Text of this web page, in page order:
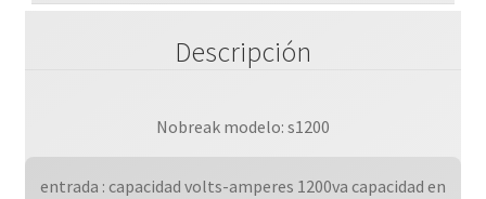
Descripción
Nobreak modelo: s1200
entrada : capacidad volts-amperes 1200va capacidad en